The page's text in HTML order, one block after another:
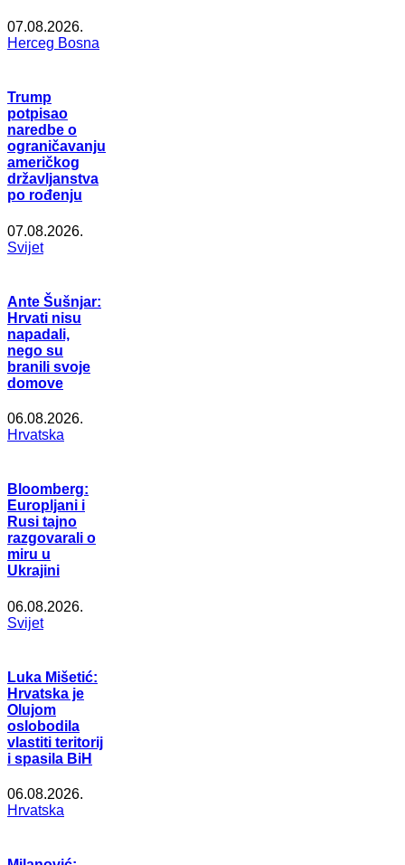
07.08.2026.
Herceg Bosna
Trump
potpisao
naredbe o
ograničavanju
američkog
državljanstva
po rođenju
07.08.2026.
Svijet
Ante Šušnjar:
Hrvati nisu
napadali,
nego su
branili svoje
domove
06.08.2026.
Hrvatska
Bloomberg:
Europljani i
Rusi tajno
razgovarali o
miru u
Ukrajini
06.08.2026.
Svijet
Luka Mišetić:
Hrvatska je
Olujom
oslobodila
vlastiti teritorij
i spasila BiH
06.08.2026.
Hrvatska